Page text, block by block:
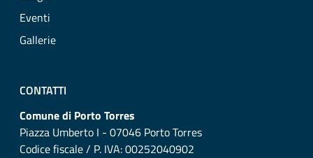
Eventi
Gallerie
CONTATTI
Comune di Porto Torres
Piazza Umberto I - 07046 Porto Torres
Codice fiscale / P. IVA: 00252040902